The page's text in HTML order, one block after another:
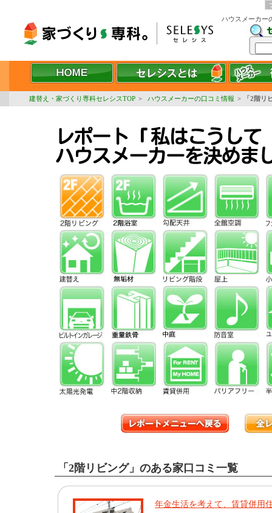
ハウスメーカー
建替え・家づくり専科セレシスTOP > ハウスメーカーの口コミ情報 > 「2階リ
「2階リビング」のある家口コミ一覧
年金生活を考えて、賃貸併用